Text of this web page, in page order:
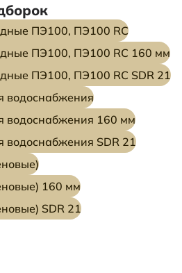
ПЭ100, ПЭ100 RC
ПЭ100, ПЭ100 RC 160 мм
ПЭ100, ПЭ100 RC SDR 21
водоснабжения
водоснабжения 160 мм
SDR 21
160 мм
SDR 21